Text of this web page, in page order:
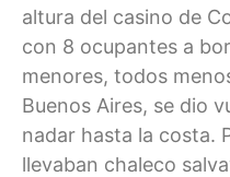
altura del casino de
con 8 ocupantes a
menores, todos
Buenos Aires, se dio
nadar hasta la costa.
llevaban chaleco